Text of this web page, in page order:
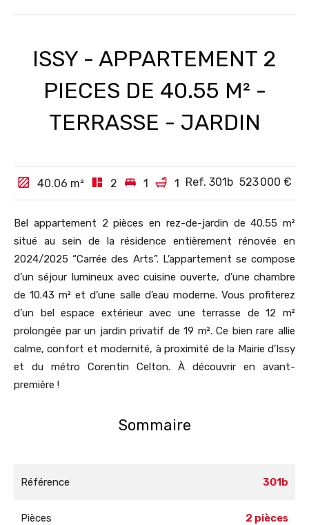
ISSY - APPARTEMENT 2
PIECES DE 40.55 M² -
TERRASSE - JARDIN
40.06 m² 2 1 1 Ref. 301b 523 000 €
Bel appartement 2 pièces en rez-de-jardin de 40.55 m²
situé au sein de la résidence entièrement rénovée en
2024/2025 “Carrée des Arts”. L’appartement se compose
d’un séjour lumineux avec cuisine ouverte, d’une chambre
de 10.43 m² et d’une salle d’eau moderne. Vous profiterez
d’un bel espace extérieur avec une terrasse de 12 m²
prolongée par un jardin privatif de 19 m². Ce bien rare allie
calme, confort et modernité, à proximité de la Mairie d’Issy
et du métro Corentin Celton. À découvrir en avant-
première !
Sommaire
Référence 301b
Pièces 2 pièces